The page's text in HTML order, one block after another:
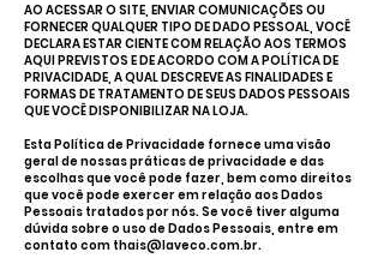
AO ACESSAR O SITE, ENVIAR COMUNICAÇÕES OU
FORNECER QUALQUER TIPO DE DADO PESSOAL, VOCÊ
DECLARA ESTAR CIENTE COM RELAÇÃO AOS TERMOS
AQUI PREVISTOS E DE ACORDO COM A POLÍTICA DE
PRIVACIDADE, A QUAL DESCREVE AS FINALIDADES E
FORMAS DE TRATAMENTO DE SEUS DADOS PESSOAIS
QUE VOCÊ DISPONIBILIZAR NA LOJA.
Esta Política de Privacidade fornece uma visão
geral de nossas práticas de privacidade e das
escolhas que você pode fazer, bem como direitos
que você pode exercer em relação aos Dados
Pessoais tratados por nós. Se você tiver alguma
dúvida sobre o uso de Dados Pessoais, entre em
contato com thais@laveco.com.br.